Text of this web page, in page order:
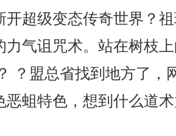
开超级变态传奇世界？
力气诅咒术。站在树枝
？盟总省找到地方了，
恶蛆特色，想到什么道